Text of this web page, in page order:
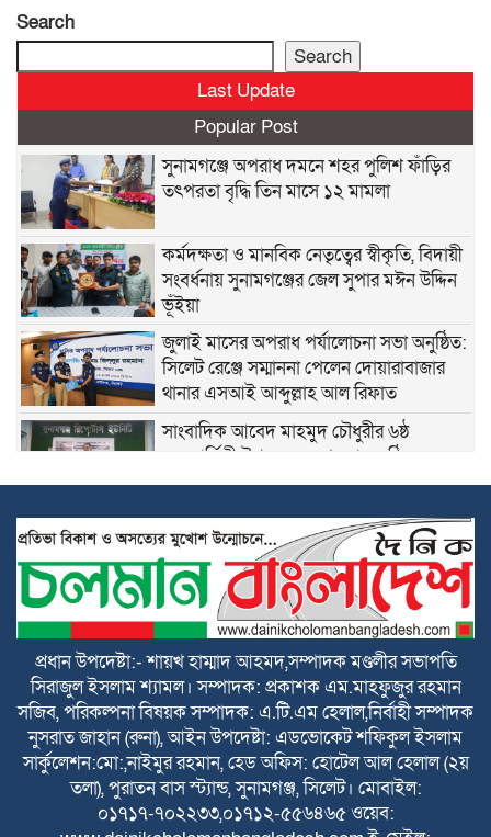
Search
Search
Last Update
Popular Post
সুনামগঞ্জে অপরাধ দমনে শহর পুলিশ ফাঁড়ির
তৎপরতা বৃদ্ধি তিন মাসে ১২ মামলা
কর্মদক্ষতা ও মানবিক নেতৃত্বের স্বীকৃতি, বিদায়ী
সংবর্ধনায় সুনামগঞ্জের জেল সুপার মঈন উদ্দিন
ভূঁইয়া
জুলাই মাসের অপরাধ পর্যালোচনা সভা অনুষ্ঠিত:
সিলেট রেঞ্জে সম্মাননা পেলেন দোয়ারাবাজার
থানার এসআই আব্দুল্লাহ আল রিফাত
সাংবাদিক আবেদ মাহমুদ চৌধুরীর ৬ষ্ঠ
মৃত্যুবার্ষিকী উপলক্ষে স্মরণসভা অনুষ্ঠিত
শান্তিগঞ্জে বসতঘরে হামলা, লুটপাট ও দখলের
অভিযোগে দ্রুত বিচার ট্রাইব্যুনালে মামলা
কেন্দ্রীয় কৃষক দলের সহ-সাধারণ সম্পাদক
আনিসুল হকের জন্মদিনে সামাজিক
যোগাযোগমাধ্যমে শুভেচ্ছার জোয়ার
হৃদয়ের ডাকের উদ্যোগে কর্ণফুলীতে বৃক্ষরোপণ
ও চারা বিতরণ কর্মসূচি অনুষ্ঠিত
নতুন কুঁড়ি স্পোর্টস জাতীয় ফুটবলে সুনামগঞ্জের
দাপট, জিহাদ টুর্নামেন্টসেরা
প্রধান উপদেষ্টা:- শায়খ হাম্মাদ আহমদ,সম্পাদক মণ্ডলীর সভাপতি
সিরাজুল ইসলাম শ্যামল। সম্পাদক: প্রকাশক এম.মাহফুজুর রহমান
সজিব, পরিকল্পনা বিষয়ক সম্পাদক: এ.টি.এম হেলাল,নির্বাহী সম্পাদক
নুসরাত জাহান (রুনা), আইন উপদেষ্টা: এডভোকেট শফিকুল ইসলাম
সার্কুলেশন:মো:,নাইমুর রহমান, হেড অফিস: হোটেল আল হেলাল (২য়
তলা), পুরাতন বাস স্ট্যান্ড, সুনামগঞ্জ, সিলেট। মোবাইল:
০১৭১৭-৭০২২৩৩,০১৭১২-৫৫৬৪৬৫ ওয়েব: